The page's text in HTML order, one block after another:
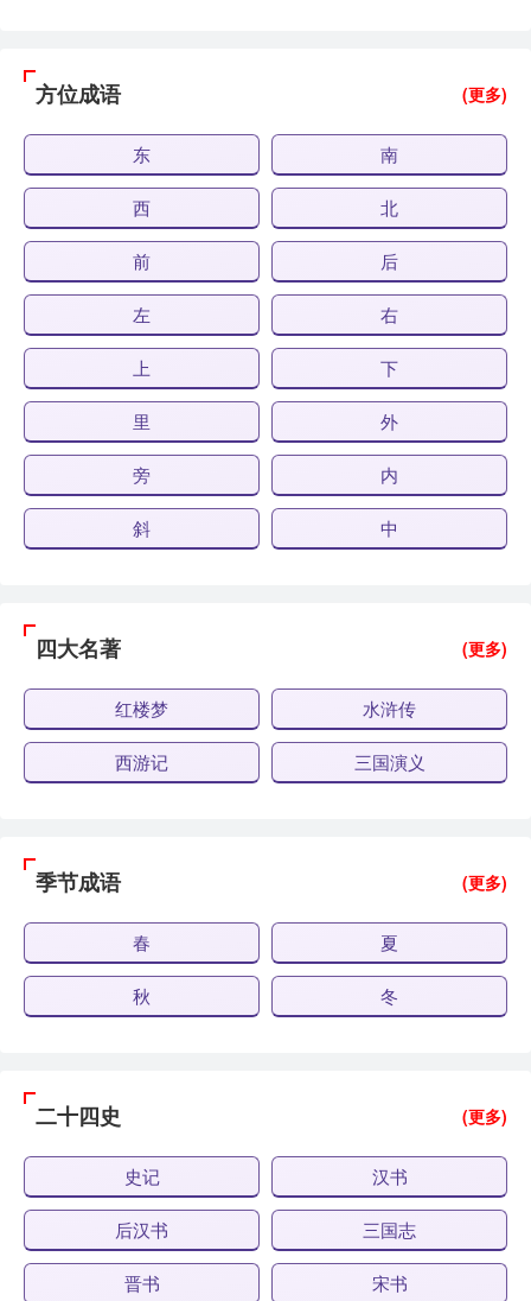
方位成语 (更多)
东 南
西 北
前 后
左 右
上 下
里 外
旁 内
斜 中
四大名著 (更多)
红楼梦 水浒传
西游记 三国演义
季节成语 (更多)
春 夏
秋 冬
二十四史 (更多)
史记 汉书
后汉书 三国志
晋书 宋书